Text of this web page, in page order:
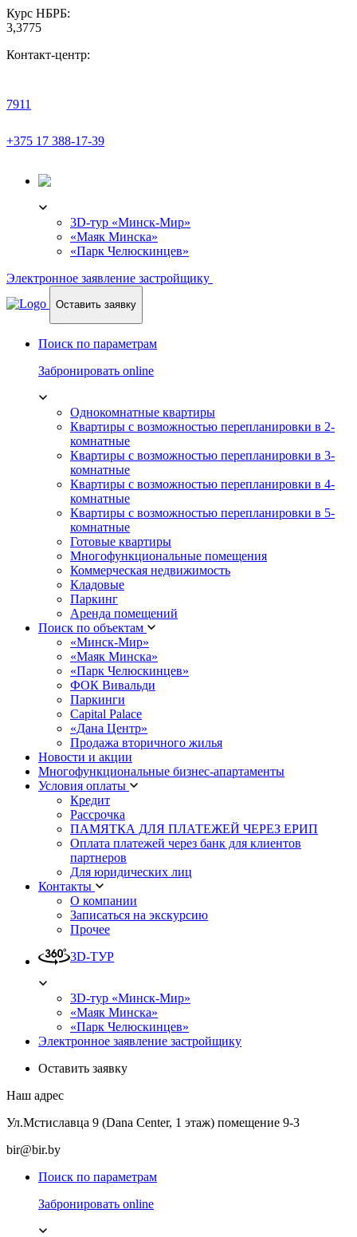
Курс НБРБ:
3,3775
Контакт-центр:
7911
+375 17 388-17-39
3D-тур «Минск-Мир»
«Маяк Минска»
«Парк Челюскинцев»
Электронное заявление застройщику
Оставить заявку
Поиск по параметрам
Забронировать online
Однокомнатные квартиры
Квартиры с возможностью перепланировки в 2-
комнатные
Квартиры с возможностью перепланировки в 3-
комнатные
Квартиры с возможностью перепланировки в 4-
комнатные
Квартиры с возможностью перепланировки в 5-
комнатные
Готовые квартиры
Многофункциональные помещения
Коммерческая недвижимость
Кладовые
Паркинг
Аренда помещений
Поиск по объектам
«Минск-Мир»
«Маяк Минска»
«Парк Челюскинцев»
ФОК Вивальди
Паркинги
Capital Palace
«Дана Центр»
Продажа вторичного жилья
Новости и акции
Многофункциональные бизнес-апартаменты
Условия оплаты
Кредит
Рассрочка
ПАМЯТКА ДЛЯ ПЛАТЕЖЕЙ ЧЕРЕЗ ЕРИП
Оплата платежей через банк для клиентов
партнеров
Для юридических лиц
Контакты
О компании
Записаться на экскурсию
Прочее
3D-ТУР
3D-тур «Минск-Мир»
«Маяк Минска»
«Парк Челюскинцев»
Электронное заявление застройщику
Оставить заявку
Наш адрес
Ул.Мстиславца 9 (Dana Center, 1 этаж) помещение 9-3
bir@bir.by
Поиск по параметрам
Забронировать online